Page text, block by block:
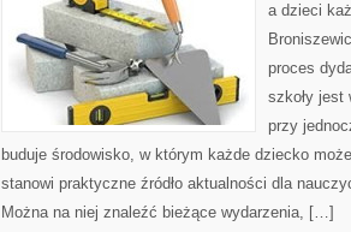
a dzieci
proces
szkoły jest
przy
buduje środowisko, w którym każde dziecko
stanowi praktyczne źródło aktualności dla
Można na niej znaleźć bieżące wydarzenia, […]